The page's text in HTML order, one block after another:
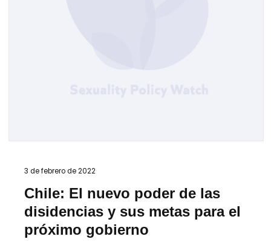
3 de febrero de 2022
Chile: El nuevo poder de las
disidencias y sus metas para el
próximo gobierno